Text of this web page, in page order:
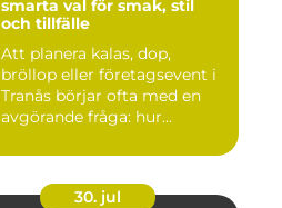
smarta val för smak, stil
och tillfälle
Att planera kalas, dop,
bröllop eller företagsevent i
Tranås börjar ofta med en
avgörande fråga: hur...
30. jul